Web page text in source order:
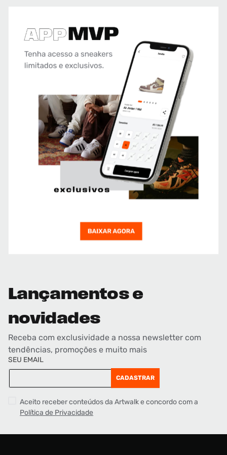
Lançamentos e
novidades
Receba com exclusividade a nossa newsletter com
tendências, promoções e muito mais
SEU EMAIL
CADASTRAR
Aceito receber conteúdos da Artwalk e concordo com a
Política de Privacidade